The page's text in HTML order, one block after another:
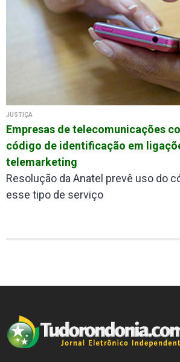
JUSTIÇA
Empresas de telecomunicações
código de identificação em
telemarketing
Resolução da Anatel prevê uso do
esse tipo de serviço